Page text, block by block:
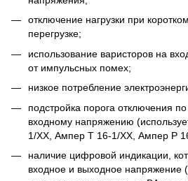
отключение нагрузки при
перегрузке;
использование варисторов на
от импульсных помех;
низкое потребление
подстройка порога отключения
входному напряжению
1/ХХ, Ампер Т 16-1/ХХ, Ампер Р
наличие цифровой индикации,
входное и выходное напряжение